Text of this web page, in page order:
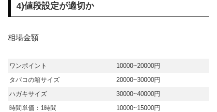
4)値段設定が適切か
相場金額
ワンポイント
10000~20000円
タバコの箱サイズ
20000~30000円
ハガキサイズ
30000~40000円
時間単価：1時間
10000~15000円